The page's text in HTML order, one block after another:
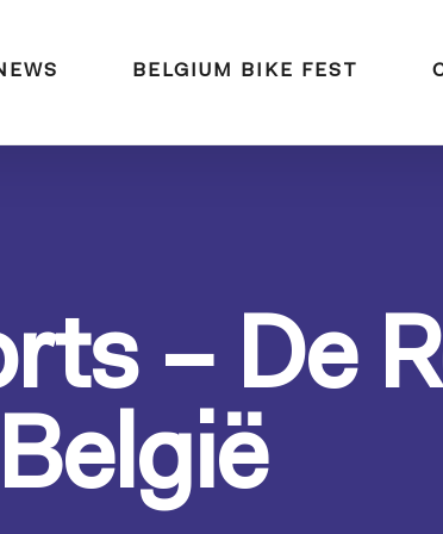
BELGIUM BIKE FEST
– De